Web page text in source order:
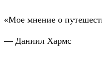
«Мое мнение о
— Даниил Хармс